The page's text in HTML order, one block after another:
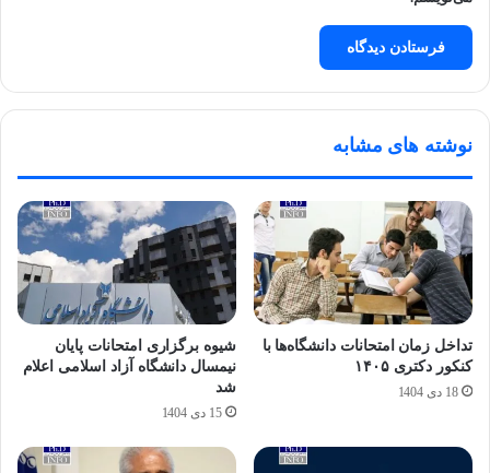
نوشته های مشابه
تداخل زمان امتحانات دانشگاه‌ها با
کنکور دکتری ۱۴۰۵
18 دی 1404
شیوه برگزاری امتحانات پایان
نیمسال دانشگاه آزاد اسلامی اعلام
شد
15 دی 1404